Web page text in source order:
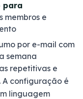
para
membros e
por e-mail com
semana
repetitivas e
A configuração é
linguagem